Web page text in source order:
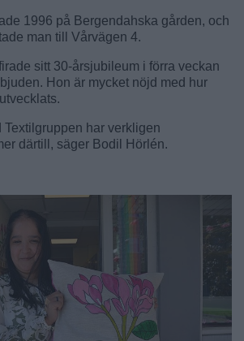
1996 på Bergendahska gården, och
man till Vårvägen 4.
sitt 30-årsjubileum i förra veckan
Hon är mycket nöjd med hur
Textilgruppen har verkligen
därtill, säger Bodil Hörlén.